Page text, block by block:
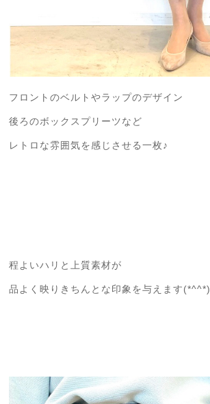
フロントのベルトやラップのデザイン
後ろのボックスプリーツなど
レトロな雰囲気を感じさせる一枚♪
程よいハリと上質素材が
品よく映りきちんとな印象を与えます(*^^*)